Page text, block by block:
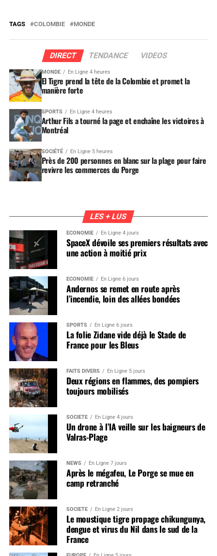
TAGS COLOMBIE MONDE
DIRECT TENDANCE VIDEOS
MONDE En Ligne 4 heures
El Tigre prend la tête de la Colombie et promet la
manière forte
SPORTS En Ligne 4 heures
Arthur Fils a tourné la page et enchaîne les victoires à
Montréal
SOCIÉTÉ En Ligne 5 heures
Près de 200 personnes en blanc sur la plage pour faire
revivre les commerces du Porge
LES + LUS
ÉCONOMIE En Ligne 4 jours
SpaceX dévoile ses premiers résultats avec
une action à moitié prix
ÉCONOMIE En Ligne 6 jours
Andernos se remet en route après
l’incendie, loin des allées bondées
SPORTS En Ligne 6 jours
La folie Zidane vide déjà le Stade de
France pour les Bleus
FAITS DIVERS En Ligne 5 jours
Deux régions en flammes, des pompiers
toujours mobilisés
SOCIÉTÉ En Ligne 4 jours
Un drone à l’IA veille sur les baigneurs de
Valras-Plage
NEWS En Ligne 7 jours
Après le mégafeu, Le Porge se mue en
camp retranché
SOCIÉTÉ En Ligne 2 jours
Le moustique tigre propage chikungunya,
dengue et virus du Nil dans le sud de la
France